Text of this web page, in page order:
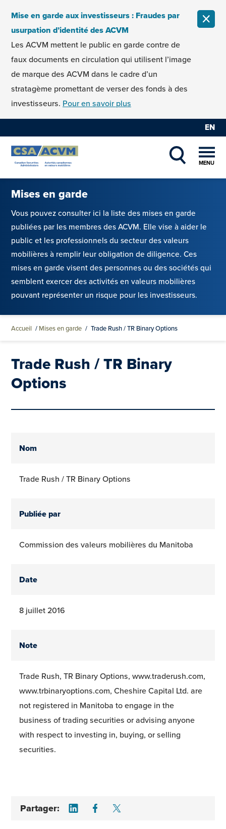
Mise en garde aux investisseurs : Fraudes par
usurpation d’identité des ACVM
Les ACVM mettent le public en garde contre de
faux documents en circulation qui utilisent l’image
de marque des ACVM dans le cadre d’un
stratagème promettant de verser des fonds à des
investisseurs. Pour en savoir plus
EN
SHOW
MENU
Mises en garde
Vous pouvez consulter ici la liste des mises en garde
publiées par les membres des ACVM. Elle vise à aider le
public et les professionnels du secteur des valeurs
mobilières à remplir leur obligation de diligence. Ces
mises en garde visent des personnes ou des sociétés qui
semblent exercer des activités en valeurs mobilières
pouvant représenter un risque pour les investisseurs.
Accueil / Mises en garde / Trade Rush / TR Binary Options
Trade Rush / TR Binary
Options
Nom
Trade Rush / TR Binary Options
Publiée par
Commission des valeurs mobilières du Manitoba
Date
8 juillet 2016
Note
Trade Rush, TR Binary Options, www.traderush.com,
www.trbinaryoptions.com, Cheshire Capital Ltd. are
not registered in Manitoba to engage in the
business of trading securities or advising anyone
with respect to investing in, buying, or selling
securities.
Partager: Share on LinkedIn
Share on Facebook